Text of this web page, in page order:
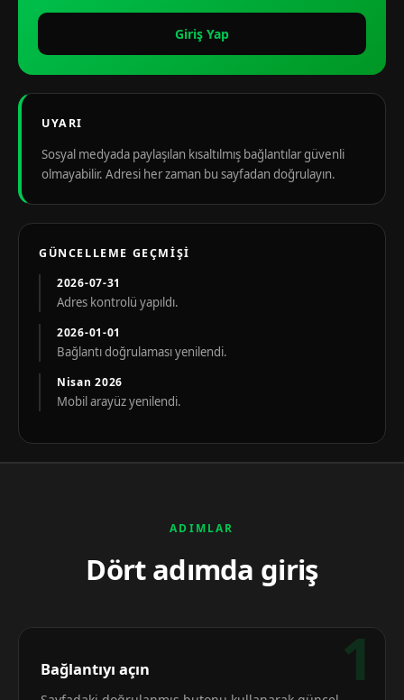
Giriş Yap
UYARI
Sosyal medyada paylaşılan kısaltılmış bağlantılar güvenli
olmayabilir. Adresi her zaman bu sayfadan doğrulayın.
GÜNCELLEME GEÇMIŞI
2026-07-31
Adres kontrolü yapıldı.
2026-01-01
Bağlantı doğrulaması yenilendi.
Nisan 2026
Mobil arayüz yenilendi.
ADIMLAR
Dört adımda giriş
1
Bağlantıyı açın